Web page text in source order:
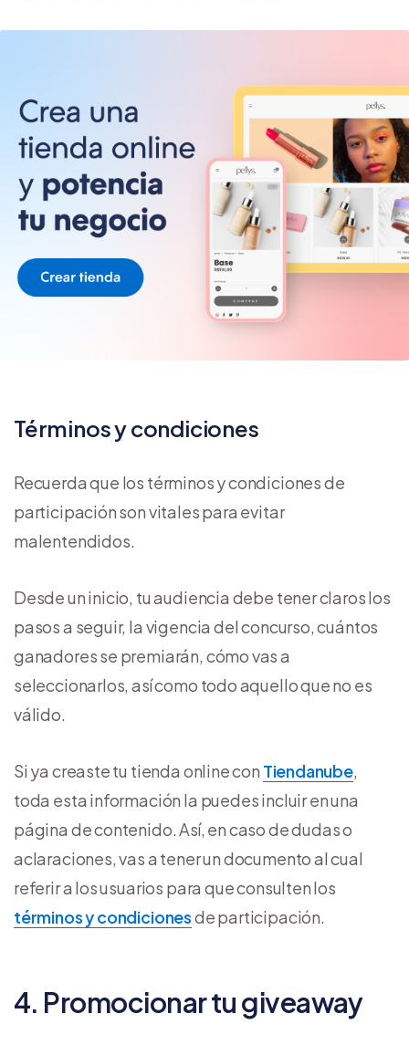
Términos y condiciones
Recuerda que los términos y condiciones de
participación son vitales para evitar
malentendidos.
Desde un inicio, tu audiencia debe tener claros los
pasos a seguir, la vigencia del concurso, cuántos
ganadores se premiarán, cómo vas a
seleccionarlos, así como todo aquello que no es
válido.
Si ya creaste tu tienda online con Tiendanube,
toda esta información la puedes incluir en una
página de contenido. Así, en caso de dudas o
aclaraciones, vas a tener un documento al cual
referir a los usuarios para que consulten los
términos y condicionesde participación.
4. Promocionar tu giveaway